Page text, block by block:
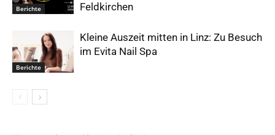
Berichte
Feldkirchen
Berichte
Kleine Auszeit mitten in Linz: Zu Besuch
im Evita Nail Spa